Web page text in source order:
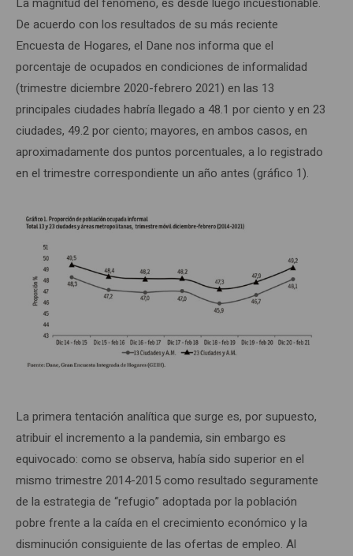
De acuerdo con los resultados de su más reciente
Encuesta de Hogares, el Dane nos informa que el
porcentaje de ocupados en condiciones de informalidad
(trimestre diciembre 2020-febrero 2021) en las 13
principales ciudades habría llegado a 48.1 por ciento y en 23
ciudades, 49.2 por ciento; mayores, en ambos casos, en
aproximadamente dos puntos porcentuales, a lo registrado
en el trimestre correspondiente un año antes (gráfico 1).
La primera tentación analítica que surge es, por supuesto,
atribuir el incremento a la pandemia, sin embargo es
equivocado: como se observa, había sido superior en el
mismo trimestre 2014-2015 como resultado seguramente
de la estrategia de “refugio” adoptada por la población
pobre frente a la caída en el crecimiento económico y la
disminución consiguiente de las ofertas de empleo. Al